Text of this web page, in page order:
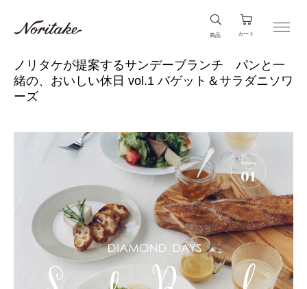
商品 カート
ノリタケが提案するサンデーブランチ パンと一
緒の、おいしい休日 vol.1 バゲット＆サラダニソワ
ーズ